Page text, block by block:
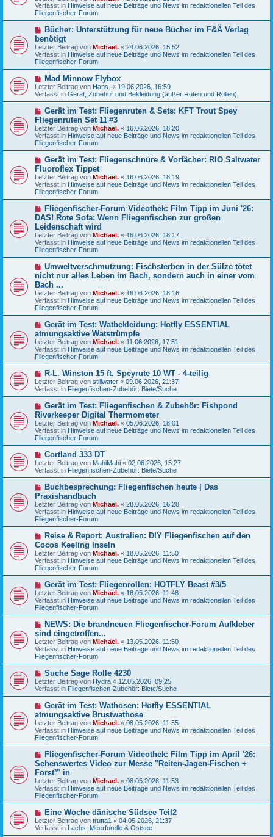
a
g
r
B
e
t
r
a
g
Verfasst in Hinweise auf neue Beiträge und News im redaktionellen Teil des
Fliegenfischer-Forum
N
u
e
r
B
e
t
r
a
g
Bücher: Unterstützung für neue Bücher im F&Ä Verlag
benötigt
Letzter Beitrag von Michael. « 24.06.2026, 15:52
Verfasst in Hinweise auf neue Beiträge und News im redaktionellen Teil des
Fliegenfischer-Forum
N
e
u
e
B
e
i
t
r
a
g
Mad Minnow Flybox
Letzter Beitrag von Hans. « 19.06.2026, 16:59
Verfasst in Gerät, Zubehör und Bekleidung (außer Ruten und Rollen)
N
e
u
e
r
B
e
t
r
a
g
Gerät im Test: Fliegenruten & Sets: KFT Trout Spey
Fliegenruten Set 11'#3
Letzter Beitrag von Michael. « 16.06.2026, 18:20
Verfasst in Hinweise auf neue Beiträge und News im redaktionellen Teil des
Fliegenfischer-Forum
N
u
e
r
B
e
t
r
a
g
Gerät im Test: Fliegenschnüre & Vorfächer: RIO Saltwater
Fluoroflex Tippet
Letzter Beitrag von Michael. « 16.06.2026, 18:19
Verfasst in Hinweise auf neue Beiträge und News im redaktionellen Teil des
Fliegenfischer-Forum
N
e
u
e
r
B
e
i
r
a
g
Fliegenfischer-Forum Videothek: Film Tipp im Juni '26:
DAS! Rote Sofa: Wenn Fliegenfischen zur großen
Leidenschaft wird
Letzter Beitrag von Michael. « 16.06.2026, 18:17
Verfasst in Hinweise auf neue Beiträge und News im redaktionellen Teil des
Fliegenfischer-Forum
N
u
e
r
B
e
i
r
a
g
Umweltverschmutzung: Fischsterben in der Sülze tötet
nicht nur alles Leben im Bach, sondern auch in einer vom
Bach ...
Letzter Beitrag von Michael. « 16.06.2026, 18:16
Verfasst in Hinweise auf neue Beiträge und News im redaktionellen Teil des
Fliegenfischer-Forum
N
u
e
r
B
e
t
r
a
g
Gerät im Test: Watbekleidung: Hotfly ESSENTIAL
atmungsaktive Watstrümpfe
Letzter Beitrag von Michael. « 11.06.2026, 17:51
Verfasst in Hinweise auf neue Beiträge und News im redaktionellen Teil des
Fliegenfischer-Forum
N
e
u
e
B
e
i
t
r
a
g
R-L. Winston 15 ft. Speyrute 10 WT - 4-teilig
Letzter Beitrag von stillwater « 09.06.2026, 21:37
Verfasst in Fliegenfischen-Zubehör: Biete/Suche
N
e
u
e
r
B
e
t
r
a
g
Gerät im Test: Fliegenfischen & Zubehör: Fishpond
Riverkeeper Digital Thermometer
Letzter Beitrag von Michael. « 05.06.2026, 18:01
Verfasst in Hinweise auf neue Beiträge und News im redaktionellen Teil des
Fliegenfischer-Forum
N
e
u
e
B
e
i
t
r
a
g
Cortland 333 DT
Letzter Beitrag von MahiMahi « 02.06.2026, 15:27
Verfasst in Fliegenfischen-Zubehör: Biete/Suche
N
u
e
r
B
e
t
r
a
g
Buchbesprechung: Fliegenfischen heute | Das
Praxishandbuch
Letzter Beitrag von Michael. « 28.05.2026, 16:28
Verfasst in Hinweise auf neue Beiträge und News im redaktionellen Teil des
Fliegenfischer-Forum
N
u
e
r
B
e
t
r
a
g
Reise & Report: Australien: DIY Fliegenfischen auf den
Cocos Keeling Inseln
Letzter Beitrag von Michael. « 18.05.2026, 11:50
Verfasst in Hinweise auf neue Beiträge und News im redaktionellen Teil des
Fliegenfischer-Forum
N
e
u
e
r
B
e
i
t
r
a
g
Gerät im Test: Fliegenrollen: HOTFLY Beast #3/5
Letzter Beitrag von Michael. « 18.05.2026, 11:48
Verfasst in Hinweise auf neue Beiträge und News im redaktionellen Teil des
Fliegenfischer-Forum
N
u
e
r
B
e
t
r
a
g
NEWS: Die brandneuen Fliegenfischer-Forum Aufkleber
sind eingetroffen...
Letzter Beitrag von Michael. « 13.05.2026, 11:50
Verfasst in Hinweise auf neue Beiträge und News im redaktionellen Teil des
Fliegenfischer-Forum
N
e
u
e
B
e
i
t
r
a
g
Suche Sage Rolle 4230
Letzter Beitrag von Hydra « 12.05.2026, 09:25
Verfasst in Fliegenfischen-Zubehör: Biete/Suche
N
u
e
r
B
e
t
r
a
g
Gerät im Test: Wathosen: Hotfly ESSENTIAL
atmungsaktive Brustwathose
Letzter Beitrag von Michael. « 08.05.2026, 11:55
Verfasst in Hinweise auf neue Beiträge und News im redaktionellen Teil des
Fliegenfischer-Forum
N
e
u
e
r
B
e
i
r
a
Fliegenfischer-Forum Videothek: Film Tipp im April '26:
Sehenswertes Video zur Messe "Reiten-Jagen-Fischen +
Forst³" in
Letzter Beitrag von Michael. « 08.05.2026, 11:53
Verfasst in Hinweise auf neue Beiträge und News im redaktionellen Teil des
Fliegenfischer-Forum
N
e
u
e
Eine Woche dänische Südsee Teil2
Letzter Beitrag von trutta1 « 04.05.2026, 21:37
Verfasst in Lachs, Meerforelle & Ostsee